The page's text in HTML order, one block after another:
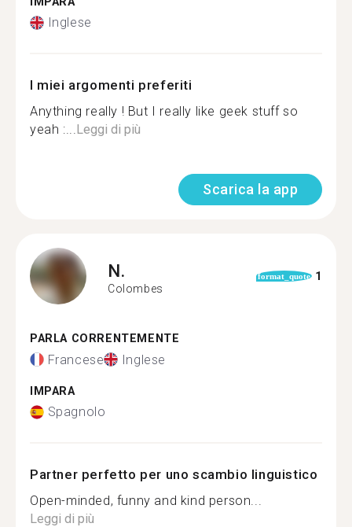
Inglese
I miei argomenti preferiti
Anything really ! But I really like geek stuff so
yeah :...Leggi di più
Scarica la app
N.
Colombes
format_quote 1
PARLA CORRENTEMENTE
Francese Inglese
IMPARA
Spagnolo
Partner perfetto per uno scambio linguistico
Open-minded, funny and kind person...
Leggi di più